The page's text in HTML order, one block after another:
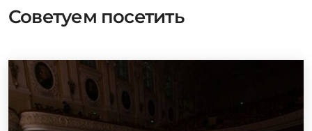
Советуем посетить